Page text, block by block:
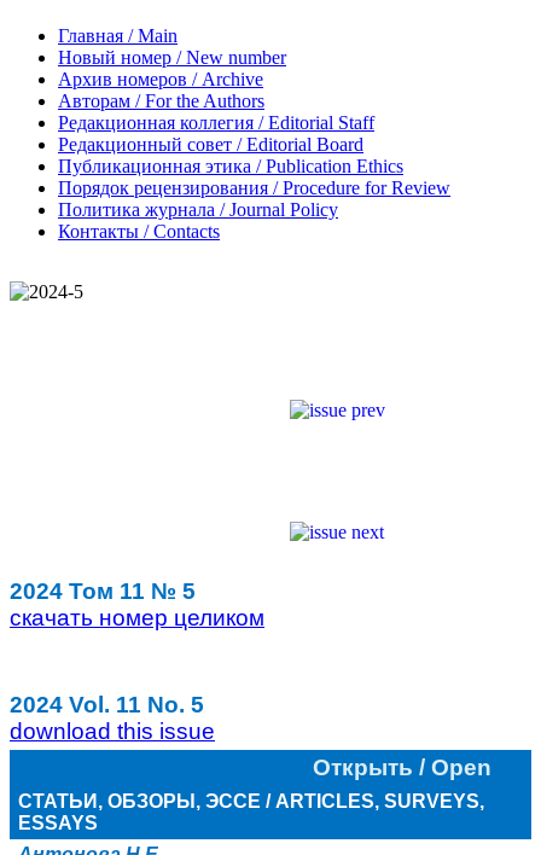
Главная / Main
Новый номер / New number
Архив номеров / Archive
Авторам / For the Authors
Редакционная коллегия / Editorial Staff
Редакционный совет / Editorial Board
Публикационная этика / Publication Ethics
Порядок рецензирования / Procedure for Review
Политика журнала / Journal Policy
Контакты / Contacts
2024 Том 11 № 5
скачать номер целиком
2024 Vol. 11 No. 5
download this issue
Открыть / Open
СТАТЬИ, ОБЗОРЫ, ЭССЕ / ARTICLES, SURVEYS,
ESSAYS